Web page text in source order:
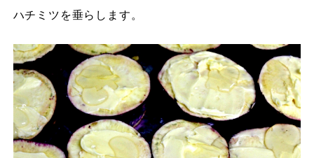
ハチミツを垂らします。